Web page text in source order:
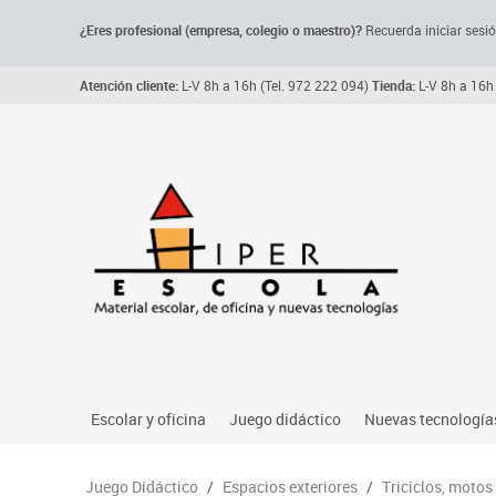
¿Eres profesional (empresa, colegio o maestro)? Recuerda iniciar
Atención cliente: L-V 8h a 16h (Tel. 972 222 094)Tienda: L-V 8h a
Escolar y oficina
Archivo, carpetas y clasificadores
Juego didáctico
Primeras edades
Nuevas
Audio
Juego Didáctico / Espacios exteriores / Triciclos,